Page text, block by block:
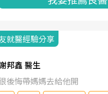
就醫經驗分享
邦鑫 醫生
後悔帶媽媽去給他開